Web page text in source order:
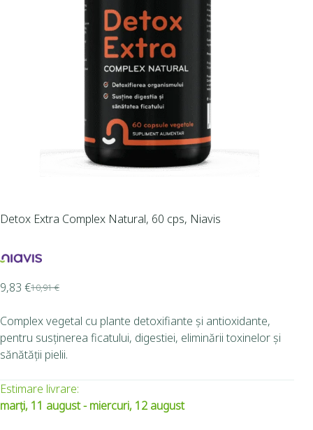
Detox Extra Complex Natural, 60 cps, Niavis
10,91€
9,83 €
Complex vegetal cu plante detoxifiante și antioxidante,
pentru susținerea ficatului, digestiei, eliminării toxinelor și
sănătății pielii.
Estimare livrare:
marți, 11 august - miercuri, 12 august